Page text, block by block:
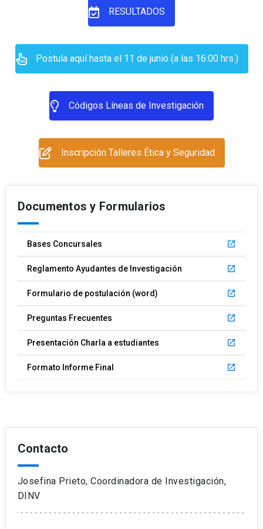
RESULTADOS
Postula aquí hasta el 11 de junio (a las 16:00 hrs.)
Códigos Líneas de Investigación
Inscripción Talleres Ética y Seguridad
Documentos y Formularios
Bases Concursales launch
Reglamento Ayudantes de Investigación launch
Formulario de postulación (word) launch
Preguntas Frecuentes launch
Presentación Charla a estudiantes launch
Formato Informe Final launch
Contacto
Josefina Prieto, Coordinadora de Investigación,
DINV